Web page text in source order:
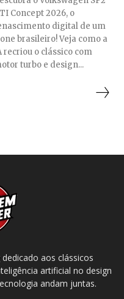
Concept 2026, o
digital de um
brasileiro! Veja como a
recriou o clássico com
turbo e design...
aos clássicos
artificial no design
andam juntas.